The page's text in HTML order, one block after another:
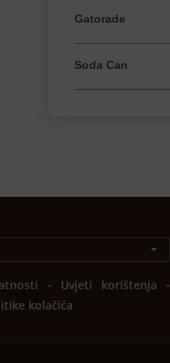
Gatorade
Soda Can
. Uvjeti korištenja .
kolačića